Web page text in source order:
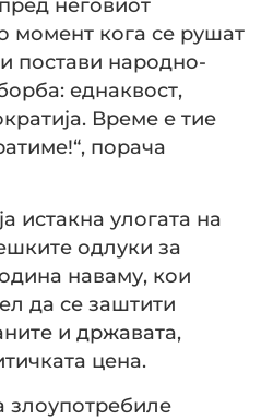
неговиот
момент кога се рушат
постави народно-
еднаквост,
Време е тие
порача
истакна улогата на
одлуки за
наваму, кои
да се заштити
и државата,
цена.
злоупотребиле